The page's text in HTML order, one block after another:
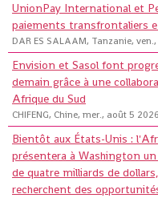
UnionPay International et
paiements transfrontaliers
DAR ES SALAAM, Tanzanie,
Envision et Sasol font
demain grâce à une
Afrique du Sud
CHIFENG, Chine, mer., août 5
Bientôt aux États-Unis :
présentera à Washington
de quatre milliards de
recherchent des